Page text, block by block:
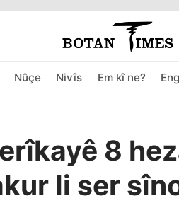
Nûçe Nivîs Em kî ne?
8
li ser